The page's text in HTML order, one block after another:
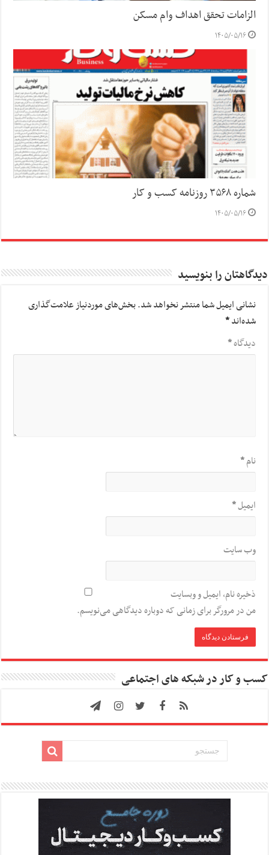
الزامات تحقق اهداف وام مسکن
۱۴۰۵/۰۵/۱۶
شماره ۳۵۶۸ روزنامه کسب و کار
۱۴۰۵/۰۵/۱۶
دیدگاهتان را بنویسید
نشانی ایمیل شما منتشر نخواهد شد.بخش‌های موردنیاز علامت‌گذاری
شده‌اند*
دیدگاه*
نام*
ایمیل*
وب‌ سایت
ذخیره نام، ایمیل و وبسایت
من در مرورگر برای زمانی که دوباره دیدگاهی می‌نویسم.
کسب و کار در شبکه های اجتماعی